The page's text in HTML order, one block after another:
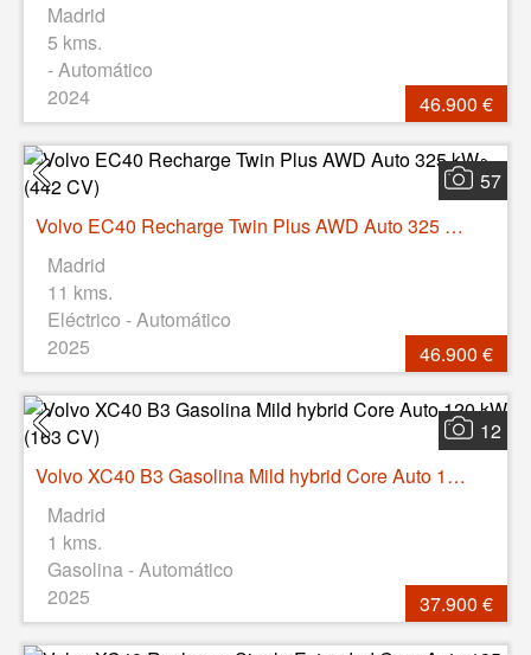
Madrid
5 kms.
- Automático
2024
46.900 €
57
Volvo EC40 Recharge Twin Plus AWD Auto 325 kW (442 CV)
Madrid
11 kms.
Eléctrico - Automático
2025
46.900 €
12
Volvo XC40 B3 Gasolina Mild hybrid Core Auto 120 kW (163 CV)
Madrid
1 kms.
Gasolina - Automático
2025
37.900 €